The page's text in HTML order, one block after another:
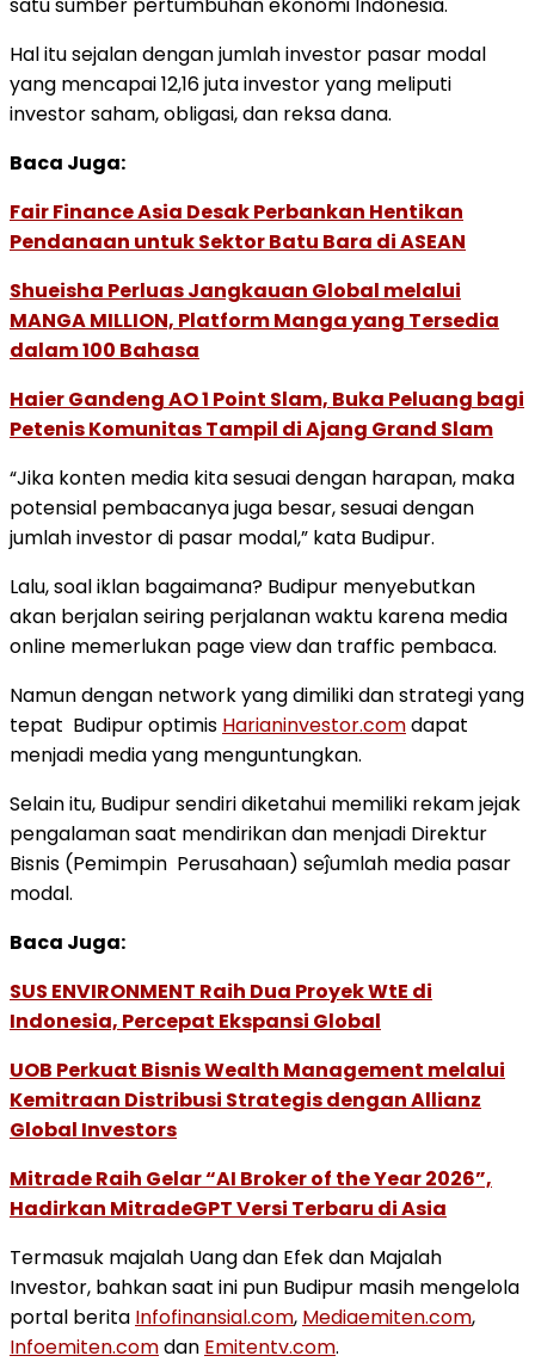
Hal itu sejalan dengan jumlah investor pasar modal
yang mencapai 12,16 juta investor yang meliputi
investor saham, obligasi, dan reksa dana.
Baca Juga:
Fair Finance Asia Desak Perbankan Hentikan
Pendanaan untuk Sektor Batu Bara di ASEAN
Shueisha Perluas Jangkauan Global melalui
MANGA MILLION, Platform Manga yang Tersedia
dalam 100 Bahasa
Haier Gandeng AO 1 Point Slam, Buka Peluang bagi
Petenis Komunitas Tampil di Ajang Grand Slam
“Jika konten media kita sesuai dengan harapan, maka
potensial pembacanya juga besar, sesuai dengan
jumlah investor di pasar modal,” kata Budipur.
Lalu, soal iklan bagaimana? Budipur menyebutkan
akan berjalan seiring perjalanan waktu karena media
online memerlukan page view dan traffic pembaca.
Namun dengan network yang dimiliki dan strategi yang
tepat Budipur optimis Harianinvestor.comdapat
menjadi media yang menguntungkan.
Selain itu, Budipur sendiri diketahui memiliki rekam jejak
pengalaman saat mendirikan dan menjadi Direktur
Bisnis (Pemimpin Perusahaan) seĵumlah media pasar
modal.
Baca Juga:
SUS ENVIRONMENT Raih Dua Proyek WtE di
Indonesia, Percepat Ekspansi Global
UOB Perkuat Bisnis Wealth Management melalui
Kemitraan Distribusi Strategis dengan Allianz
Global Investors
Mitrade Raih Gelar “AI Broker of the Year 2026”,
Hadirkan MitradeGPT Versi Terbaru di Asia
Termasuk majalah Uang dan Efek dan Majalah
Investor, bahkan saat ini pun Budipur masih mengelola
portal berita Infofinansial.com, Mediaemiten.com,
Infoemiten.comdan Emitentv.com.